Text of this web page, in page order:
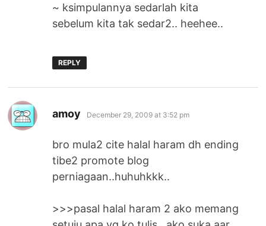
~ ksimpulannya sedarlah kita
sebelum kita tak sedar2.. heehee..
REPLY
amoy says:
December 29, 2009 at 3:52 pm
bro mula2 cite halal haram dh ending
tibe2 promote blog
perniagaan..huhuhkkk..
>>>pasal halal haram 2 ako memang